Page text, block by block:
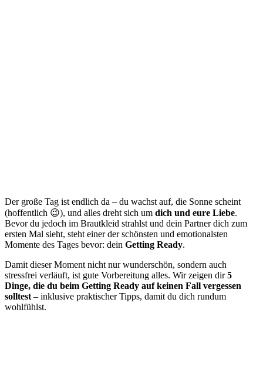
Der große Tag ist endlich da – du wachst auf, die Sonne scheint
(hoffentlich 😉), und alles dreht sich um dich und eure Liebe.
Bevor du jedoch im Brautkleid strahlst und dein Partner dich zum
ersten Mal sieht, steht einer der schönsten und emotionalsten
Momente des Tages bevor: dein Getting Ready.
Damit dieser Moment nicht nur wunderschön, sondern auch
stressfrei verläuft, ist gute Vorbereitung alles. Wir zeigen dir5
Dinge, die du beim Getting Ready auf keinen Fall vergessen
solltest– inklusive praktischer Tipps, damit du dich rundum
wohlfühlst.